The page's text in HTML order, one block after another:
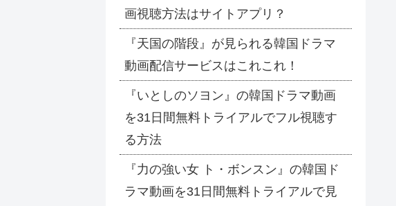
画視聴方法はサイトアプリ？
『天国の階段』が見られる韓国ドラマ
動画配信サービスはこれこれ！
『いとしのソヨン』の韓国ドラマ動画
を31日間無料トライアルでフル視聴す
る方法
『力の強い女 ト・ボンスン』の韓国ド
ラマ動画を31日間無料トライアルで見